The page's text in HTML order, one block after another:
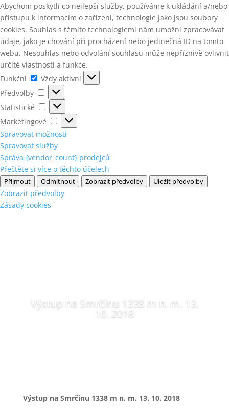
Abychom poskytli co nejlepší služby, používáme k ukládání a/nebo
přístupu k informacím o zařízení, technologie jako jsou soubory
cookies. Souhlas s těmito technologiemi nám umožní zpracovávat
údaje, jako je chování při procházení nebo jedinečná ID na tomto
webu. Nesouhlas nebo odvolání souhlasu může nepříznivě ovlivnit
určité vlastnosti a funkce.
Funkční
Funkční
Vždy aktivní
Předvolby
Předvolby
Statistické
Statistické
Marketingové
Marketingové
Spravovat možnosti
Spravovat služby
Správa {vendor_count} prodejců
Přečtěte si více o těchto účelech
Přijmout Odmítnout Zobrazit předvolby Uložit předvolby
Zobrazit předvolby
Zásady cookies
Výstup na Smrčinu 1338 m n. m. 13.
10. 2018
Výstup na Smrčinu 1338 m n. m. 13. 10. 2018